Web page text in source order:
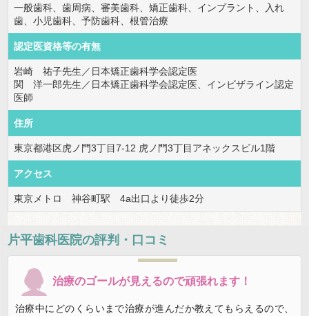
一般歯科、歯周病、審美歯科、矯正歯科、インプラント、入れ
歯、小児歯科、予防歯科、根管治療
認定医資格等の有無
岩崎 祐子先生／日本矯正歯科学会認定医
関 洋一郎先生／日本矯正歯科学会認定医、インビザライン認定
医師
住所
東京都港区虎ノ門3丁目7-12 虎ノ門3丁目アネックスビル1階
アクセス
東京メトロ 神谷町駅 4a出口より徒歩2分
片平歯科医院の評判・口コミ
治療のゴールが見えるので頑張れます！
治療中にどのくらいまで治療が進んだか教えてもらえるので、